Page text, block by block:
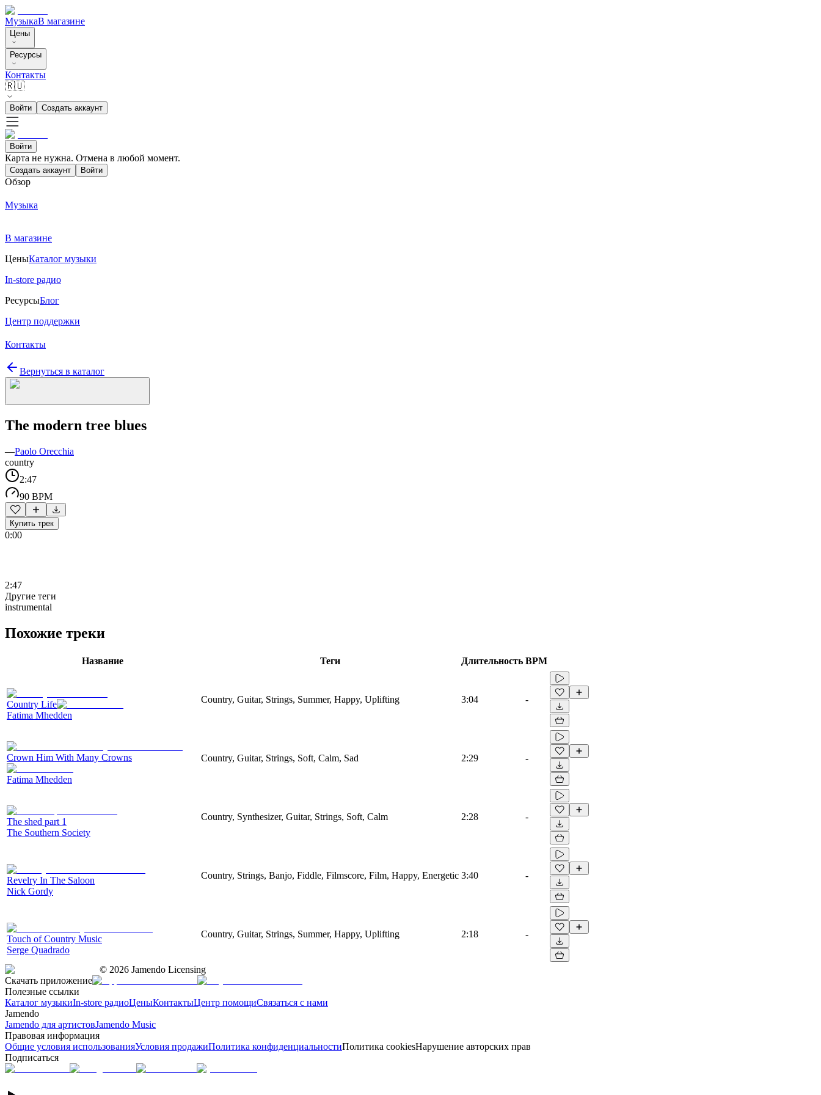
МузыкаВ магазине
Цены
Ресурсы
Контакты
🇷🇺
Войти Создать аккаунт
Войти
Карта не нужна. Отмена в любой момент.
Создать аккаунт Войти
Обзор
Музыка
В магазине
ЦеныКаталог музыки
In-store радио
РесурсыБлог
Центр поддержки
Контакты
Вернуться в каталог
The modern tree blues
—Paolo Orecchia
country
2:47
90 BPM
Купить трек
0:00
2:47
Другие теги
instrumental
Похожие треки
Название Теги Длительность BPM
Country Life
Fatima Mhedden
Country, Guitar, Strings, Summer, Happy, Uplifting 3:04 -
Crown Him With Many Crowns
Fatima Mhedden
Country, Guitar, Strings, Soft, Calm, Sad 2:29 -
The shed part 1
The Southern Society
Country, Synthesizer, Guitar, Strings, Soft, Calm 2:28 -
Revelry In The Saloon
Nick Gordy
Country, Strings, Banjo, Fiddle, Filmscore, Film, Happy, Energetic 3:40 -
Touch of Country Music
Serge Quadrado
Country, Guitar, Strings, Summer, Happy, Uplifting 2:18 -
© 2026 Jamendo Licensing
Скачать приложение
Полезные ссылки
Каталог музыкиIn-store радиоЦеныКонтактыЦентр помощиСвязаться с нами
Jamendo
Jamendo для артистовJamendo Music
Правовая информация
Общие условия использованияУсловия продажиПолитика конфиденциальностиПолитика cookiesНарушение авторских прав
Подписаться